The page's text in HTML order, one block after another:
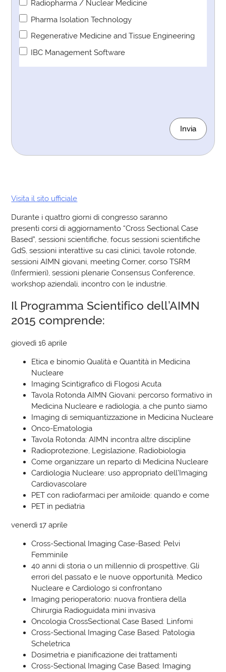
Radiopharma / Nuclear Medicine
Pharma Isolation Technology
Regenerative Medicine and Tissue Engineering
IBC Management Software
Invia
Visita il sito ufficiale
Durante i quattro giorni di congresso saranno
presenti corsi di aggiornamento “Cross Sectional Case
Based”, sessioni scientifiche, focus sessioni scientifiche
GdS, sessioni interattive su casi clinici, tavole rotonde,
sessioni AIMN giovani, meeting Corner, corso TSRM
(Infermieri), sessioni plenarie Consensus Conference,
workshop aziendali, incontro con le industrie.
Il Programma Scientifico dell’AIMN
2015 comprende:
giovedì 16 aprile
Etica e binomio Qualità e Quantità in Medicina
Nucleare
Imaging Scintigrafico di Flogosi Acuta
Tavola Rotonda AIMN Giovani: percorso formativo in
Medicina Nucleare e radiologia, a che punto siamo
Imaging di semiquantizzazione in Medicina Nucleare
Onco-Ematologia
Tavola Rotonda: AIMN incontra altre discipline
Radioprotezione, Legislazione, Radiobiologia
Come organizzare un reparto di Medicina Nucleare
Cardiologia Nucleare: uso appropriato dell’Imaging
Cardiovascolare
PET con radiofarmaci per amiloide: quando e come
PET in pediatria
venerdì 17 aprile
Cross-Sectional Imaging Case-Based: Pelvi
Femminile
40 anni di storia o un millennio di prospettive. Gli
errori del passato e le nuove opportunità. Medico
Nucleare e Cardiologo si confrontano
Imaging perioperatorio: nuova frontiera della
Chirurgia Radioguidata mini invasiva
Oncologia CrossSectional Case Based: Linfomi
Cross-Sectional Imaging Case Based: Patologia
Scheletrica
Dosimetria e pianificazione dei trattamenti
Cross-Sectional Imaging Case Based: Imaging